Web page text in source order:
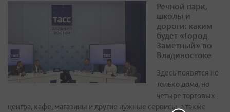
Речной парк,
школы и
дороги: каким
будет «Город
Заметный» во
Владивостоке
Здесь появятся не
только дома, но
четыре торговых
центра, кафе, магазины и другие нужные сервисы, а также